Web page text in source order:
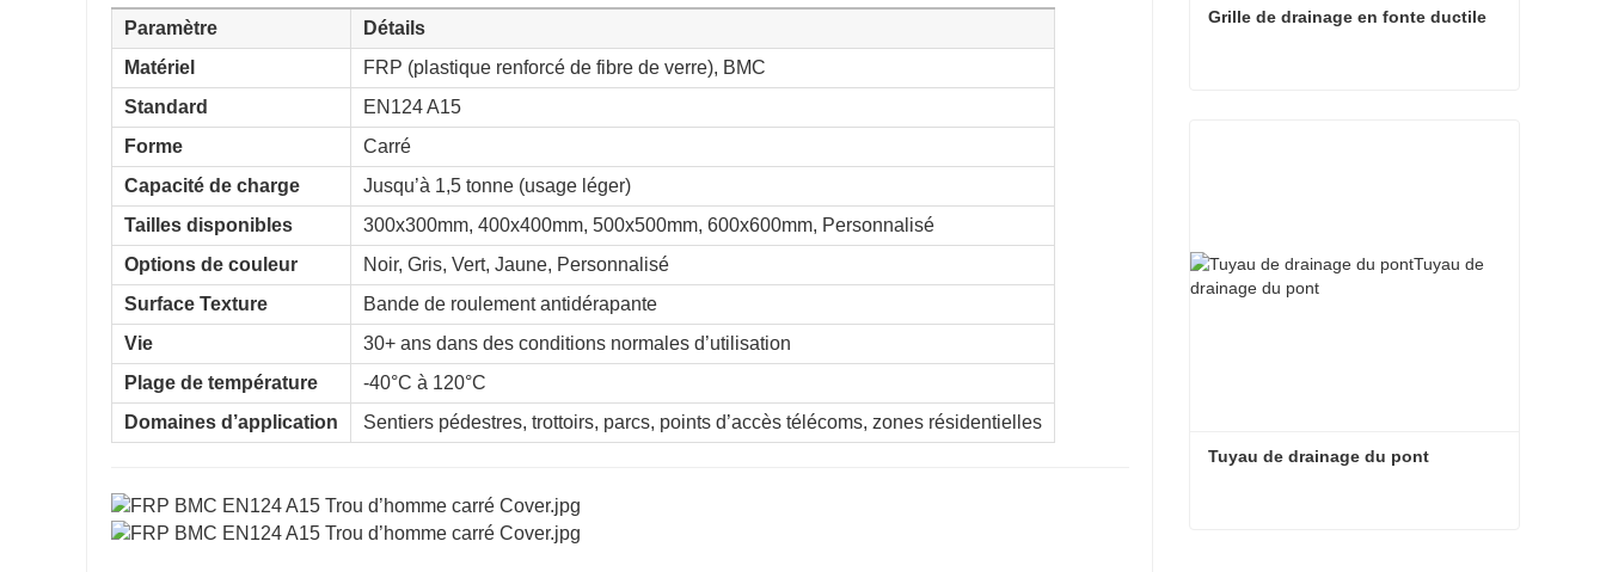
Paramètre
Détails
Matériel
FRP (plastique renforcé de fibre de verre), BMC
Standard
EN124 A15
Forme
Carré
Capacité de charge
Jusqu’à 1,5 tonne (usage léger)
Tailles disponibles
300x300mm, 400x400mm, 500x500mm, 600x600mm, Personnalisé
Options de couleur
Noir, Gris, Vert, Jaune, Personnalisé
Surface Texture
Bande de roulement antidérapante
Vie
30+ ans dans des conditions normales d’utilisation
Plage de température
-40°C à 120°C
Domaines d’application
Sentiers pédestres, trottoirs, parcs, points d’accès télécoms, zones résidentielles
Grille de drainage en fonte ductile
Tuyau de drainage du pont